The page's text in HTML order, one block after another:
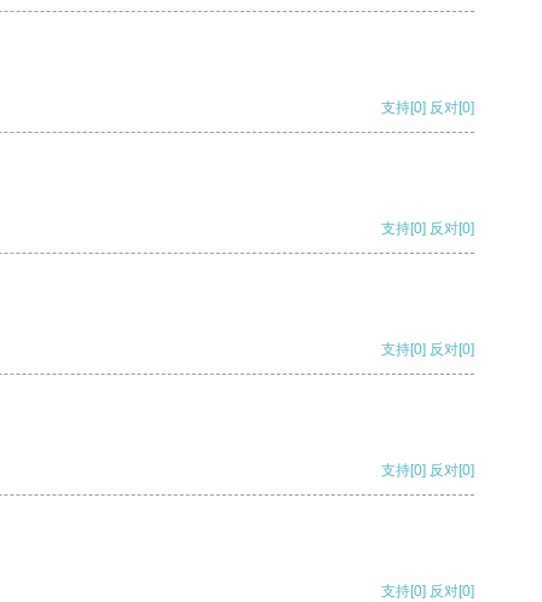
支持[0] 反对[0]
支持[0] 反对[0]
支持[0] 反对[0]
支持[0] 反对[0]
支持[0] 反对[0]